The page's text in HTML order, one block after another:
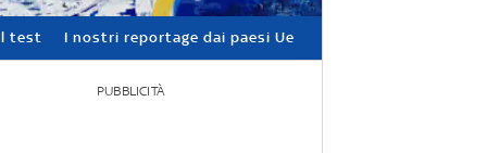
test I nostri reportage dai paesi Ue
PUBBLICITÀ